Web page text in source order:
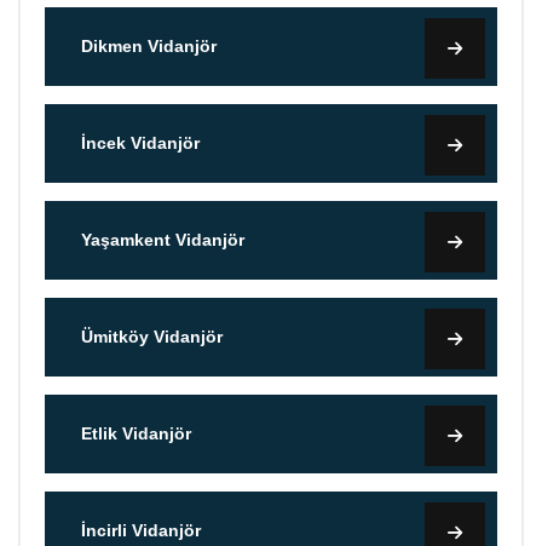
Dikmen Vidanjör
İncek Vidanjör
Yaşamkent Vidanjör
Ümitköy Vidanjör
Etlik Vidanjör
İncirli Vidanjör